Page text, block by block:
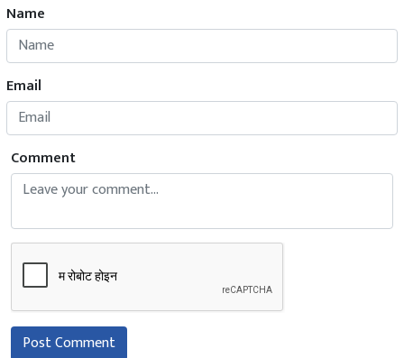
Name
Email
Comment
Post Comment